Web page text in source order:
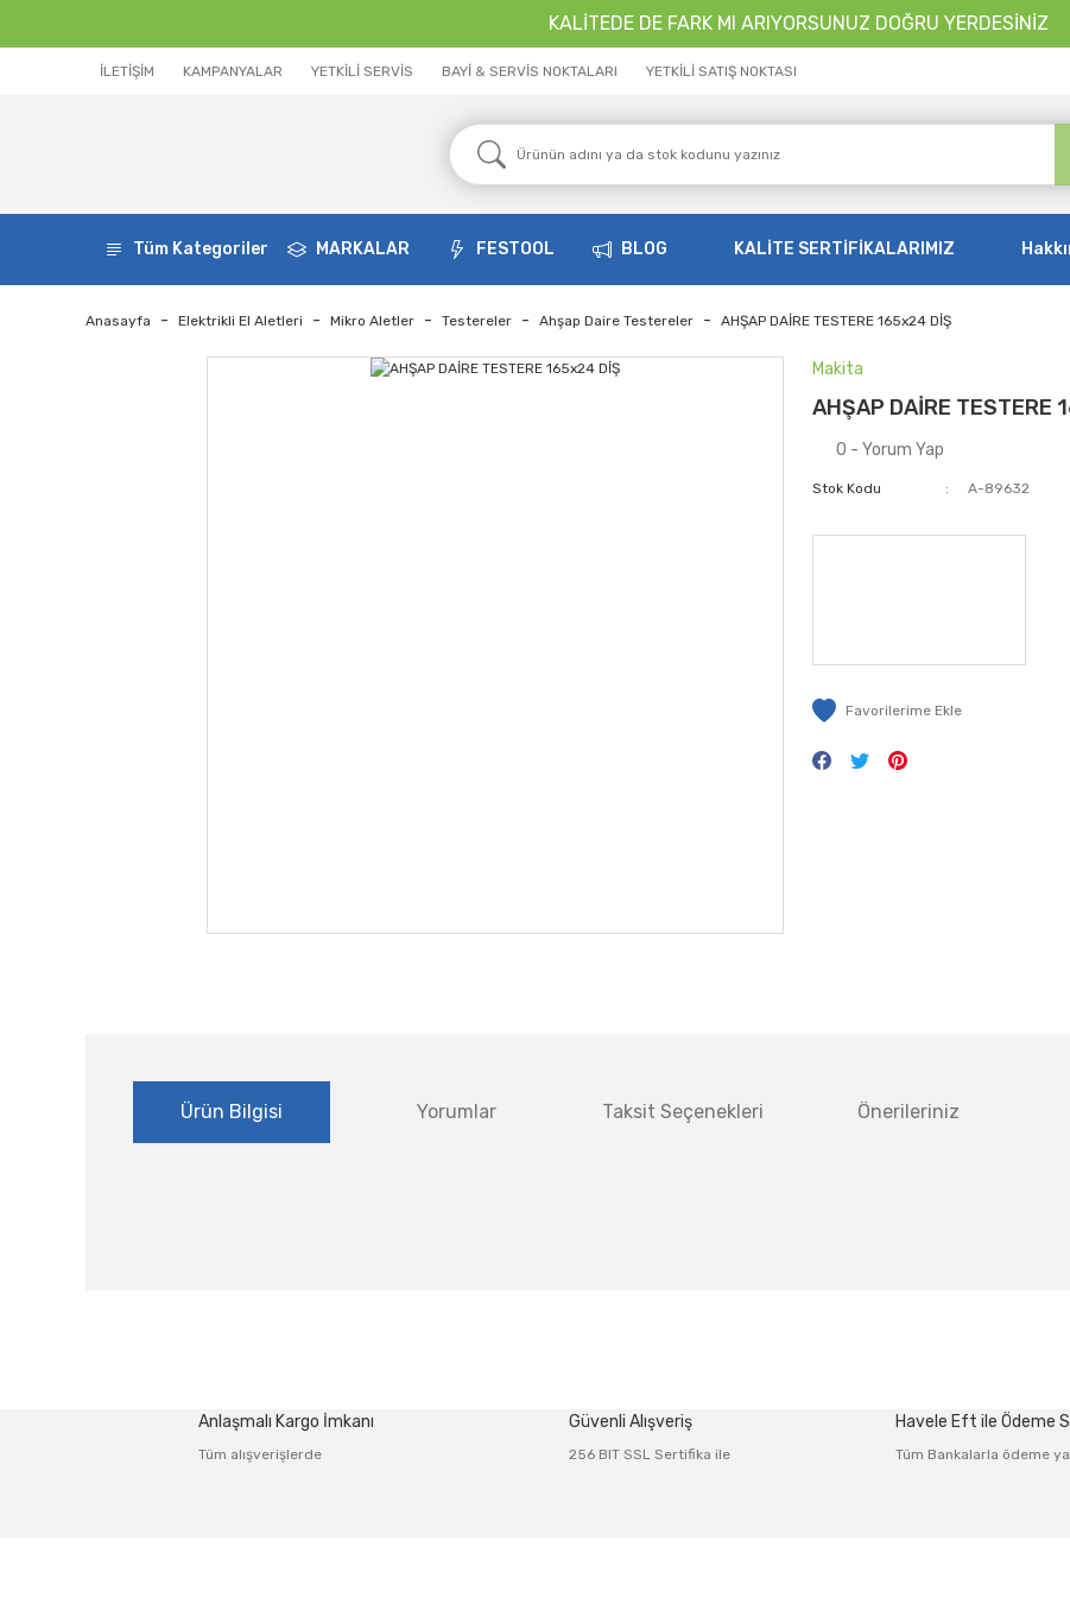
KALİTEDE DE FARK MI ARIYORSUNUZ DOĞRU YERDESİNİZ
İLETİŞİM KAMPANYALAR YETKİLİ SERVİS BAYİ & SERVİS NOKTALARI YETKİLİ SATIŞ NOKTASI
Tüm Kategoriler MARKALAR FESTOOL BLOG KALİTE SERTİFİKALARIMIZ
Anasayfa Elektrikli El Aletleri Mikro Aletler Testereler Ahşap Daire Testereler AHŞAP DAİRE TESTERE 165x24 DİŞ
Makita
AHŞAP DAİRE TESTERE
0 - Yorum Yap
Stok Kodu A-89632
Ürün Bilgisi Yorumlar Taksit Seçenekleri Önerileriniz
Anlaşmalı Kargo İmkanı
Tüm alışverişlerde
Güvenli Alışveriş
256 BIT SSL Sertifika ile
Havele Eft ile Ödeme
Tüm Bankalarla ödeme